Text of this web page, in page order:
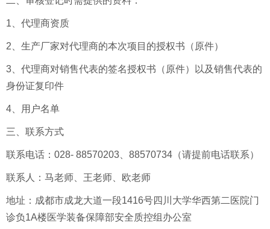
1、代理商资质
2、生产厂家对代理商的本次项目的授权书（原件）
3、代理商对销售代表的签名授权书（原件）以及销售代表的
身份证复印件
4、用户名单
三、联系方式
联系电话：028- 88570203、88570734（请提前电话联系）
联系人：马老师、王老师、欧老师
地址：成都市成龙大道一段1416号四川大学华西第二医院门
诊负1A楼医学装备保障部安全质控组办公室